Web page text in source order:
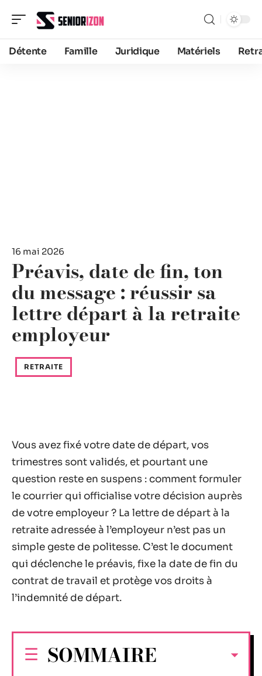
Détente Famille Juridique Matériels
16 mai 2026
Préavis, date de fin, ton
du message : réussir sa
lettre départ à la retraite
employeur
RETRAITE
Vous avez fixé votre date de départ, vos
trimestres sont validés, et pourtant une
question reste en suspens : comment formuler
le courrier qui officialise votre décision auprès
de votre employeur ? La lettre de départ à la
retraite adressée à l’employeur n’est pas un
simple geste de politesse. C’est le document
qui déclenche le préavis, fixe la date de fin du
contrat de travail et protège vos droits à
l’indemnité de départ.
SOMMAIRE